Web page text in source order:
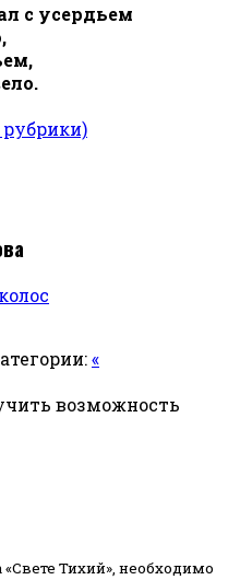
с усердьем
«
возможность
Тихий», необходимо